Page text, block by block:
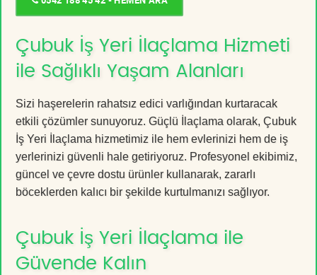
Çubuk İş Yeri İlaçlama Hizmeti
ile Sağlıklı Yaşam Alanları
Sizi haşerelerin rahatsız edici varlığından kurtaracak
etkili çözümler sunuyoruz. Güçlü İlaçlama olarak, Çubuk
İş Yeri İlaçlama hizmetimiz ile hem evlerinizi hem de iş
yerlerinizi güvenli hale getiriyoruz. Profesyonel ekibimiz,
güncel ve çevre dostu ürünler kullanarak, zararlı
böceklerden kalıcı bir şekilde kurtulmanızı sağlıyor.
Çubuk İş Yeri İlaçlama ile
Güvende Kalın